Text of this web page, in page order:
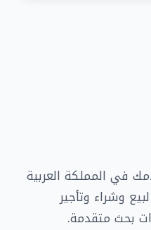
في المملكة العربية
وشراء وتأجير
بحث متقدمة.